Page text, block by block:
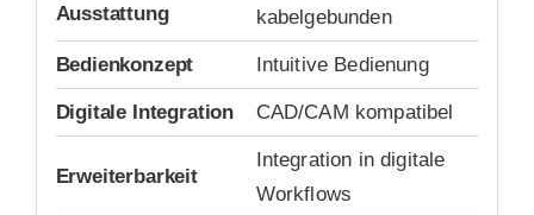
Ausstattung
kabelgebunden
Bedienkonzept Intuitive Bedienung
Digitale Integration CAD/CAM kompatibel
Erweiterbarkeit
Integration in digitale
Workflows